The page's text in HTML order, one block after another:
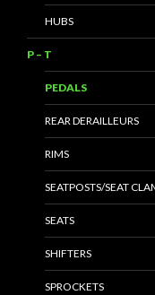
HUBS
P – T
PEDALS
REAR DERAILLEURS
RIMS
SEATPOSTS/SEAT
SEATS
SHIFTERS
SPROCKETS